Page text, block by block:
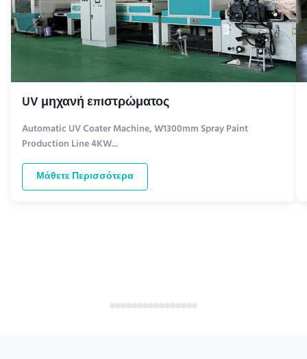
UV μηχανή επιστρώματος
Automatic UV Coater Machine, W1300mm Spray Paint
Production Line 4KW...
Μάθετε Περισσότερα